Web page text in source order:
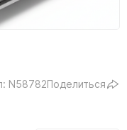
N58782Поделиться